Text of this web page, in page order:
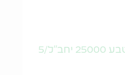
הפרין סודיום טבע 25000 יחב"ל/5